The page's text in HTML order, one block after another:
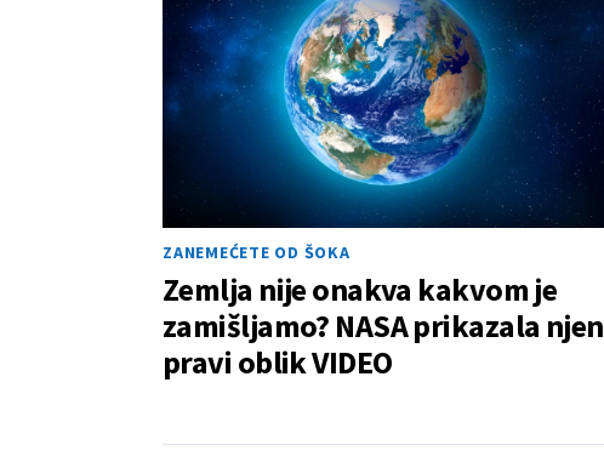
ZANEMEĆETE OD ŠOKA
Zemlja nije onakva kakvom je
zamišljamo? NASA prikazala njen
pravi oblik VIDEO